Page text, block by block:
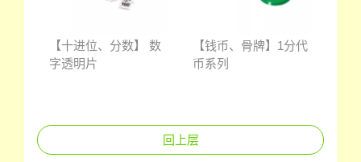
【十进位、分数】 数
字透明片
【钱币、骨牌】1分代
币系列
回上层